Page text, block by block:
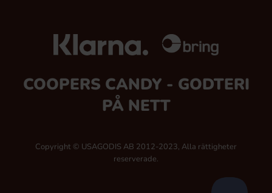
COOPERS CANDY - GODTERI
PÅ NETT
Copyright © USAGODIS AB 2012-2023, Alla rättigheter
reserverade.